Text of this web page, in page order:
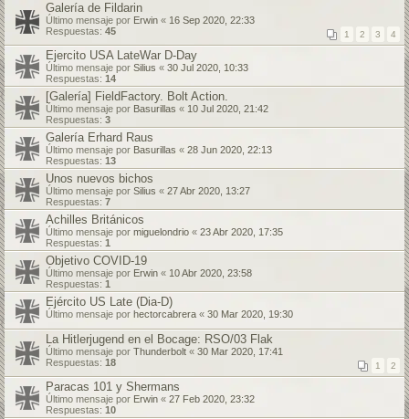
Galería de Fildarin
Último mensaje por Erwin « 16 Sep 2020, 22:33
Respuestas: 45 1 2 3 4
Ejercito USA LateWar D-Day
Último mensaje por Silius « 30 Jul 2020, 10:33
Respuestas: 14
[Galería] FieldFactory. Bolt Action.
Último mensaje por Basurillas « 10 Jul 2020, 21:42
Respuestas: 3
Galería Erhard Raus
Último mensaje por Basurillas « 28 Jun 2020, 22:13
Respuestas: 13
Unos nuevos bichos
Último mensaje por Silius « 27 Abr 2020, 13:27
Respuestas: 7
Achilles Británicos
Último mensaje por miguelondrio « 23 Abr 2020, 17:35
Respuestas: 1
Objetivo COVID-19
Último mensaje por Erwin « 10 Abr 2020, 23:58
Respuestas: 1
Ejército US Late (Dia-D)
Último mensaje por hectorcabrera « 30 Mar 2020, 19:30
La Hitlerjugend en el Bocage: RSO/03 Flak
Último mensaje por Thunderbolt « 30 Mar 2020, 17:41
Respuestas: 18 1 2
Paracas 101 y Shermans
Último mensaje por Erwin « 27 Feb 2020, 23:32
Respuestas: 10